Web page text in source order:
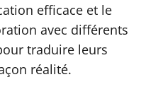
efficace et le
avec différents
traduire leurs
réalité.